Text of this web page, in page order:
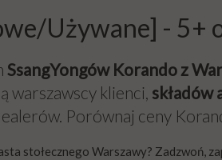
Używane] - 5+
SsangYongów Korando z
warszawscy klienci, składów
Porównaj ceny
stołecznego Warszawy? Zadzwoń,